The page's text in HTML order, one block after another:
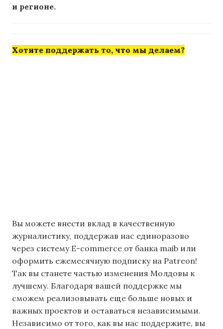
и регионе.
Хотите поддержать то, что мы делаем?
Вы можете внести вклад в качественную
журналистику, поддержав нас единоразово
через систему E-commerce от банка maib или
оформить ежемесячную подписку на Patreon!
Так вы станете частью изменения Молдовы к
лучшему. Благодаря вашей поддержке мы
сможем реализовывать еще больше новых и
важных проектов и оставаться независимыми.
Независимо от того, как вы нас поддержите, вы